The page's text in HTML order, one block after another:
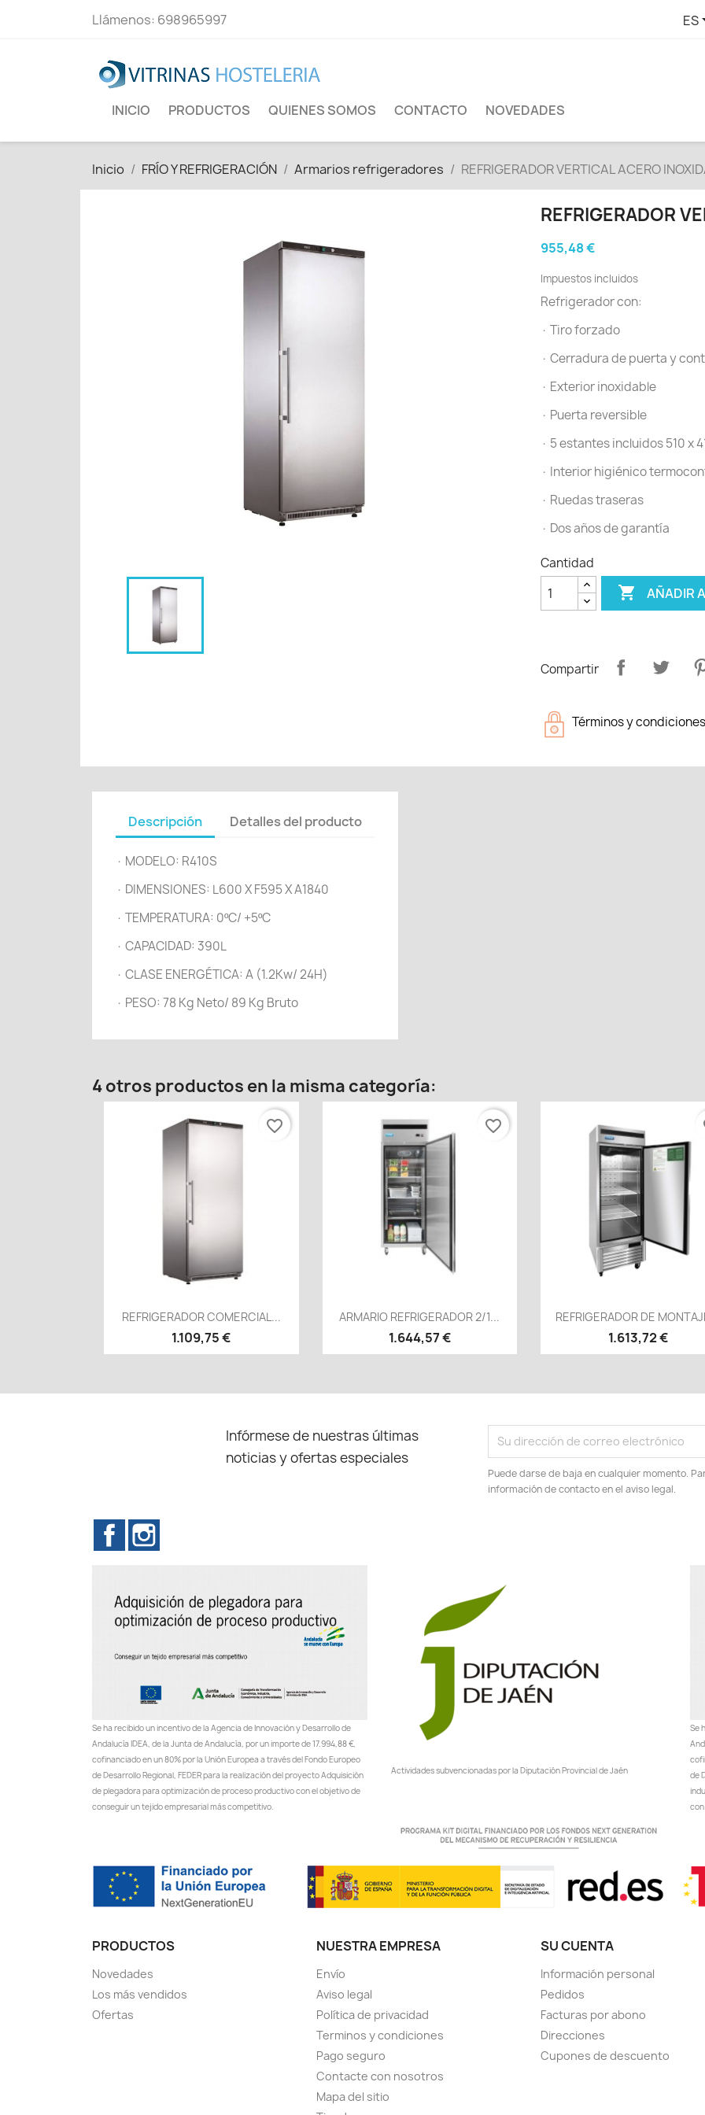
Llámenos: 698965997 ES
INICIO PRODUCTOS QUIENES SOMOS CONTACTO NOVEDADES
Inicio FRÍO Y REFRIGERACIÓN Armarios refrigeradores REFRIGERADOR VERTICAL ACERO
REFRIGERADOR
955,48 €
Impuestos incluidos
Refrigerador con:
· Tiro forzado
· Cerradura de puerta y
· Exterior inoxidable
· Puerta reversible
· 5 estantes incluidos 510 x
· Interior higiénico
· Ruedas traseras
· Dos años de garantía
Cantidad
 AÑADIR
Compartir
Términos y condiciones
Descripción Detalles del producto
· MODELO: R410S
· DIMENSIONES: L600 X F595 X A1840
· TEMPERATURA: 0ºC/ +5ºC
· CAPACIDAD: 390L
· CLASE ENERGÉTICA: A (1.2Kw/ 24H)
· PESO: 78 Kg Neto/ 89 Kg Bruto
4 otros productos en la misma categoría:
Vista rápida
REFRIGERADOR COMERCIAL...
1.109,75 €
favorite_border
Vista rápida
ARMARIO REFRIGERADOR 2/1...
1.644,57 €
favorite_border
Vista rápida
REFRIGERADOR DE
1.613,72 €
Infórmese de nuestras últimas
noticias y ofertas especiales
Puede darse de baja en cualquier momento.
información de contacto en el aviso legal.
Facebook
Se ha recibido un incentivo de la Agencia de Innovación y Desarrollo de
Andalucía IDEA, de la Junta de Andalucía, por un importe de 17.994,88 €,
cofinanciado en un 80% por la Unión Europea a través del Fondo Europeo
de Desarrollo Regional, FEDER para la realización del proyecto Adquisición
de plegadora para optimización de proceso productivo con el objetivo de
conseguir un tejido empresarial más competitivo.
Actividades subvencionadas por la Diputación Provincial de Jaén
Se
de
PRODUCTOS
Novedades
Los más vendidos
Ofertas
NUESTRA EMPRESA
Envío
Aviso legal
Política de privacidad
Terminos y condiciones
Pago seguro
Contacte con nosotros
Mapa del sitio
SU CUENTA
Información personal
Pedidos
Facturas por abono
Direcciones
Cupones de descuento